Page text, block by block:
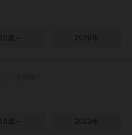
10歳～ 2020年
10歳～ 2013年